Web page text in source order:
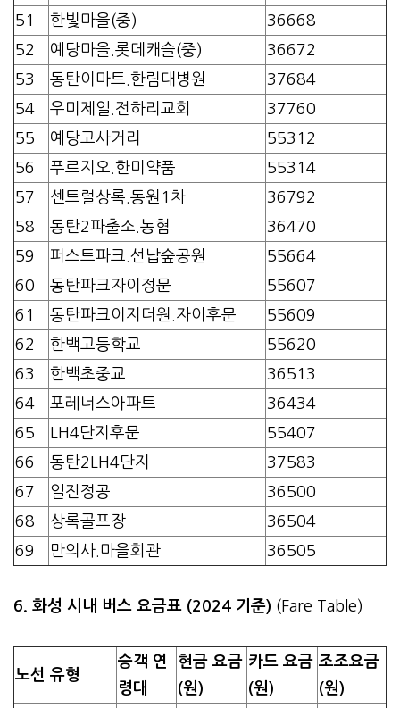
51
한빛마을(중)
36668
52
예당마을.롯데캐슬(중)
36672
53
동탄이마트.한림대병원
37684
54
우미제일.전하리교회
37760
55
예당고사거리
55312
56
푸르지오.한미약품
55314
57
센트럴상록.동원1차
36792
58
동탄2파출소.농협
36470
59
퍼스트파크.선납숲공원
55664
60
동탄파크자이정문
55607
61
동탄파크이지더원.자이후문
55609
62
한백고등학교
55620
63
한백초중교
36513
64
포레너스아파트
36434
65
LH4단지후문
55407
66
동탄2LH4단지
37583
67
일진정공
36500
68
상록골프장
36504
69
만의사.마을회관 36505
6. 화성 시내 버스 요금표 (2024 기준) (Fare Table)
노선 유형
승객 연
령대
현금 요금
(원)
카드 요금
(원)
조조요금
(원)